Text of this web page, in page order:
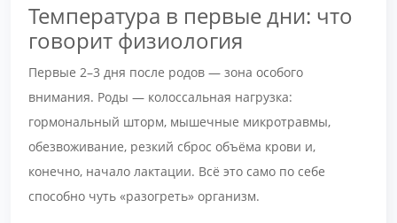
Температура в первые дни: что
говорит физиология
Первые 2–3 дня после родов — зона особого
внимания. Роды — колоссальная нагрузка:
гормональный шторм, мышечные микротравмы,
обезвоживание, резкий сброс объёма крови и,
конечно, начало лактации. Всё это само по себе
способно чуть «разогреть» организм.